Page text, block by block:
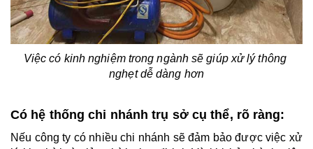
Việc có kinh nghiệm trong ngành sẽ giúp xử lý thông
nghẹt dễ dàng hơn
Có hệ thống chi nhánh trụ sở cụ thể, rõ ràng:
Nếu công ty có nhiều chi nhánh sẽ đảm bảo được việc xử